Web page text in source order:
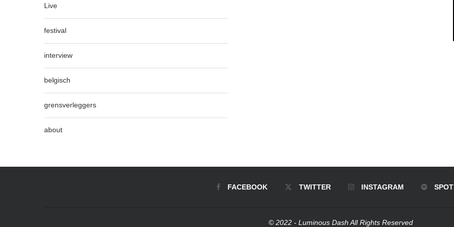
Live
festival
interview
belgisch
grensverleggers
about
FACEBOOK TWITTER INSTAGRAM
© 2022 - Luminous Dash All Rights Reserved